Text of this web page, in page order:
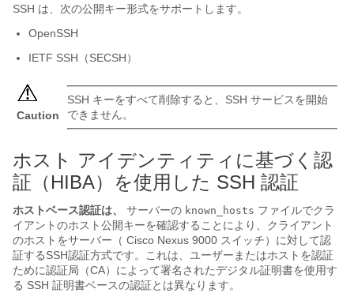
SSH は、次の公開キー形式をサポートします。
OpenSSH
IETF SSH（SECSH）
Caution
SSH キーをすべて削除すると、SSH サービスを開始
できません。
ホスト アイデンティティに基づく認
証（HIBA）を使用した SSH 認証
ホストベース認証は、 サーバーの known_hosts ファイルでクラ
イアントのホスト公開キーを確認することにより、クライアント
のホストをサーバー（ Cisco Nexus 9000 スイッチ）に対して認
証するSSH認証方式です。これは、ユーザーまたはホストを認証
ために認証局（CA）によって署名されたデジタル証明書を使用す
る SSH 証明書ベースの認証とは異なります。